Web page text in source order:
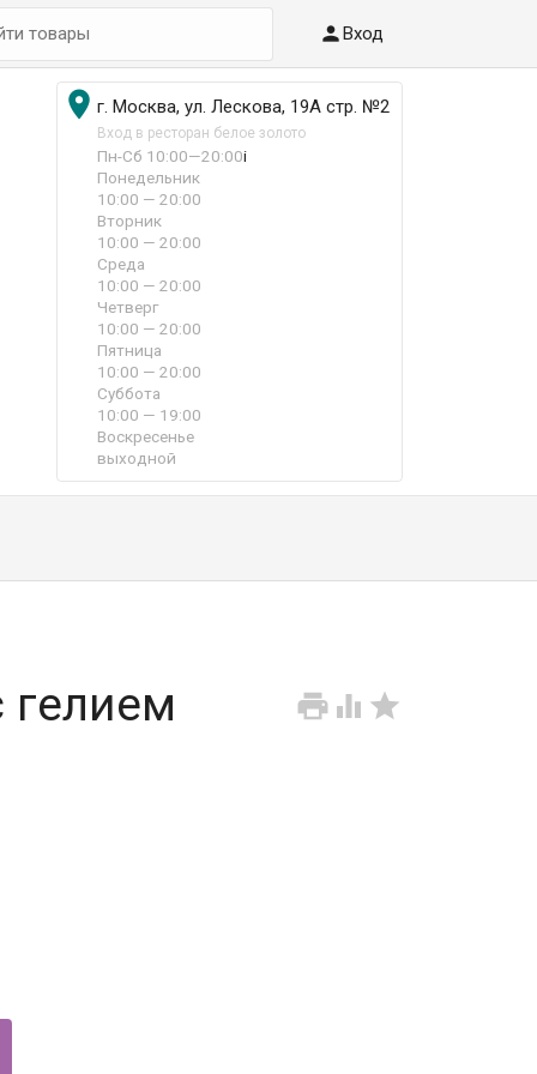
Вход
 г. Москва, ул. Лескова, 19А стр. №2
Вход в ресторан белое золото
Пн-Сб 10:00—20:00i
Понедельник
10:00 — 20:00
Вторник
10:00 — 20:00
Среда
10:00 — 20:00
Четверг
10:00 — 20:00
Пятница
10:00 — 20:00
Суббота
10:00 — 19:00
Воскресенье
выходной
  